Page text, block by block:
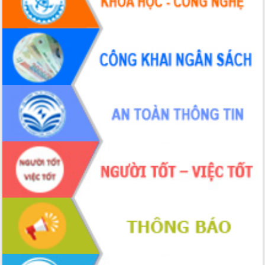
Hội thảo khoa học “Giải pháp thúc đẩy
phát triển nền kinh tế xanh tại tỉnh
Đắk Lắk”
Tăng cường giám sát, đôn đốc thực
hiện nhiệm vụ quản lý tài sản công
hàng tuần
Tháo gỡ những vướng mắc, đẩy mạnh
công tác cải cách thủ tục hành chính
tại Trung tâm Phục vụ hành chính
công tỉnh
Đắk Lắk: Tôn vinh 46 giải pháp tại Hội
thi Sáng tạo Kỹ thuật 2024 - 2025
Đắk Lắk rà soát, điều chỉnh Đề án 190
về phát triển nuôi trồng thủy sản
Phó Chủ tịch UBND tỉnh Đắk Lắk
Trương Công Thái kiểm tra thực địa
Dự án cao tốc Khánh Hòa - Buôn Ma
Thuột
Định vị cà phê Việt Nam như một “di
sản sống” trong dòng chảy toàn cầu